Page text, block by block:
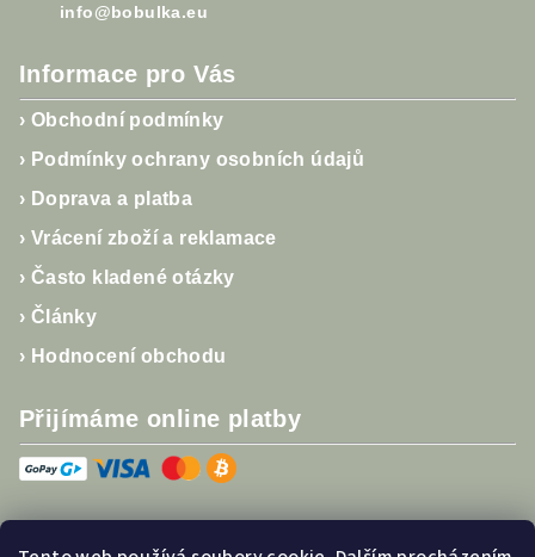
info@bobulka.eu
Informace pro Vás
› Obchodní podmínky
› Podmínky ochrany osobních údajů
› Doprava a platba
› Vrácení zboží a reklamace
› Často kladené otázky
› Články
› Hodnocení obchodu
Přijímáme online platby